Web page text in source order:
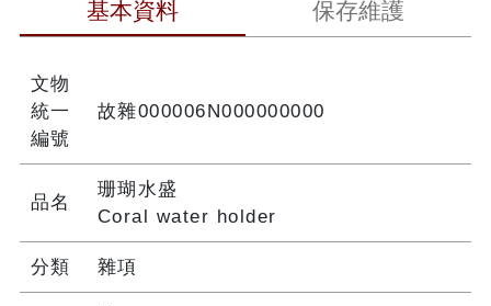
基本資料 保存維護
文物
統一
編號
故雜000006N000000000
品名
珊瑚水盛
Coral water holder
分類 雜項